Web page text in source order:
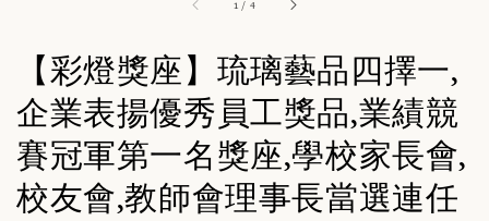
1 / 4
【彩燈獎座】琉璃藝品四擇一,
企業表揚優秀員工獎品,業績競
賽冠軍第一名獎座,學校家長會,
校友會,教師會理事長當選連任